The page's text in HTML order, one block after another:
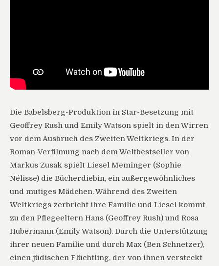
Die Babelsberg-Produktion in Star-Besetzung mit
Geoffrey Rush und Emily Watson spielt in den Wirren
vor dem Ausbruch des Zweiten Weltkriegs. In der
Roman-Verfilmung nach dem Weltbestseller von
Markus Zusak spielt Liesel Meminger (Sophie
Nélisse) die Bücherdiebin, ein außergewöhnliches
und mutiges Mädchen. Während des Zweiten
Weltkriegs zerbricht ihre Familie und Liesel kommt
zu den Pflegeeltern Hans (Geoffrey Rush) und Rosa
Hubermann (Emily Watson). Durch die Unterstützung
ihrer neuen Familie und durch Max (Ben Schnetzer),
einen jüdischen Flüchtling, der von ihnen versteckt